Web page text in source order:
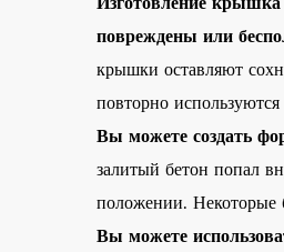
повреждены или
крышки оставляют
повторно
Вы можете создать
залитый бетон попал
положении. Некоторые
Вы можете